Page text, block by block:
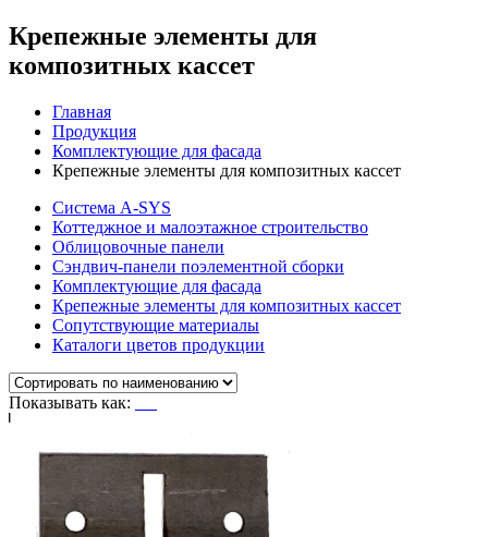
Крепежные элементы для
композитных кассет
Главная
Продукция
Комплектующие для фасада
Крепежные элементы для композитных кассет
Система A-SYS
Коттеджное и малоэтажное строительство
Облицовочные панели
Сэндвич-панели поэлементной сборки
Комплектующие для фасада
Крепежные элементы для композитных кассет
Сопутствующие материалы
Каталоги цветов продукции
Показывать как: